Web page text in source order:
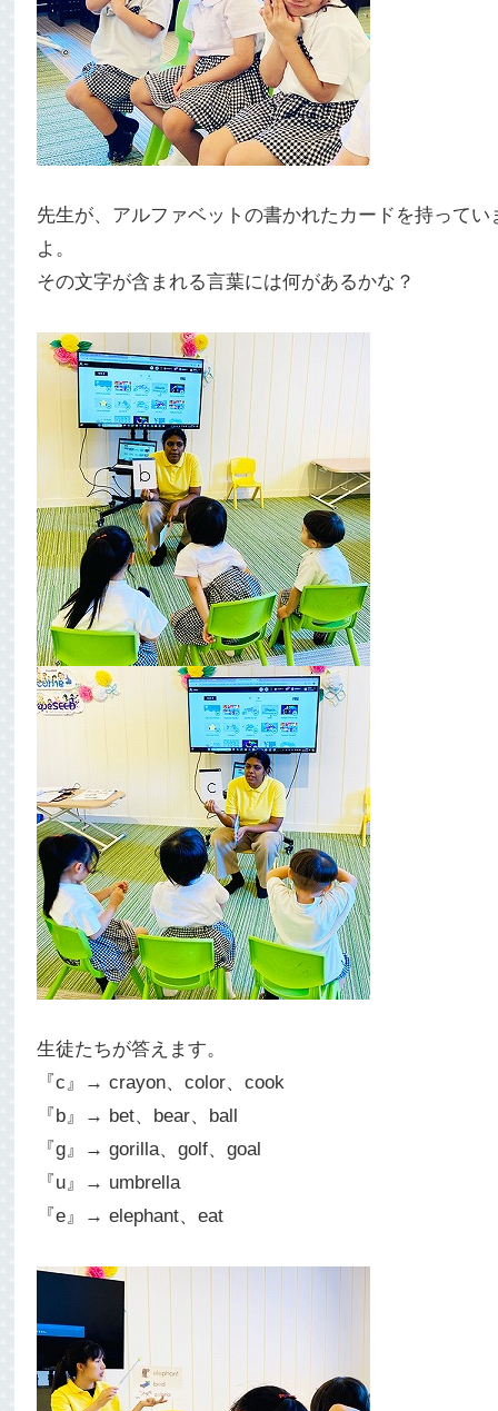
先生が、アルファベットの書かれたカードを持ってい
よ。
その文字が含まれる言葉には何があるかな？
生徒たちが答えます。
『c』→ crayon、color、cook
『b』→ bet、bear、ball
『g』→ gorilla、golf、goal
『u』→ umbrella
『e』→ elephant、eat